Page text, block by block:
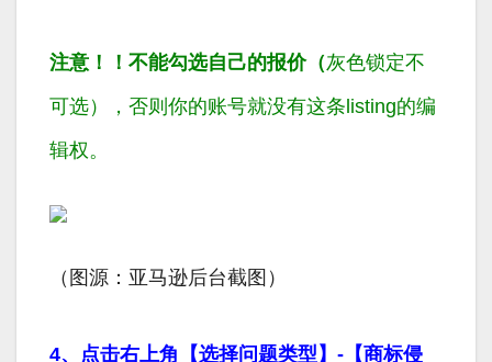
注意！！不能勾选自己的报价（灰色锁定不
可选），否则你的账号就没有这条listing的编
辑权。
（图源：亚马逊后台截图）
4、点击右上角【选择问题类型】-【商标侵